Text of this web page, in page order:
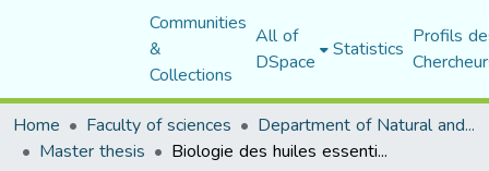
Communities
&
Collections
All of
DSpace Statistics Profils
Home
Faculty of sciences Department of Natural and Life Sciences
Master thesis Biologie des huiles essentielles de la famille des Lamiaceae